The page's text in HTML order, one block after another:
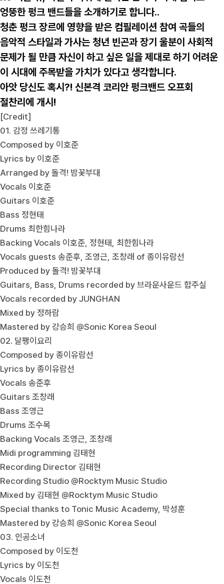
엉뚱한 펑크 밴드들을 소개하기로 합니다..
청춘 펑크 장르에 영향을 받은 컴필레이션 참여 곡들의
음악적 스타일과 가사는 청년 빈곤과 장기 울분이 사회적
문제가 될 만큼 자신이 하고 싶은 일을 제대로 하기 어려운
이 시대에 주목받을 가치가 있다고 생각합니다.
아앗 당신도 혹시?! 신본격 코리안 펑크밴드 오프회
절찬리에 개시!
[Credit]
01. 감정 쓰레기통
Composed by 이호준
Lyrics by 이호준
Arranged by 돌격! 밤꽃부대
Vocals 이호준
Guitars 이호준
Bass 정현태
Drums 최한힘나라
Backing Vocals 이호준, 정현태, 최한힘나라
Vocals guests 송준후, 조영근, 조창래 of 종이유람선
Produced by 돌격! 밤꽃부대
Guitars, Bass, Drums recorded by 브라운사운드 합주실
Vocals recorded by JUNGHAN
Mixed by 정하람
Mastered by 강승희 @Sonic Korea Seoul
02. 달팽이요리
Composed by 종이유람선
Lyrics by 종이유람선
Vocals 송준후
Guitars 조창래
Bass 조영근
Drums 조수목
Backing Vocals 조영근, 조창래
Midi programming 김태현
Recording Director 김태현
Recording Studio @Rocktym Music Studio
Mixed by 김태현 @Rocktym Music Studio
Special thanks to Tonic Music Academy, 박성훈
Mastered by 강승희 @Sonic Korea Seoul
03. 인공소녀
Composed by 이도천
Lyrics by 이도천
Vocals 이도천